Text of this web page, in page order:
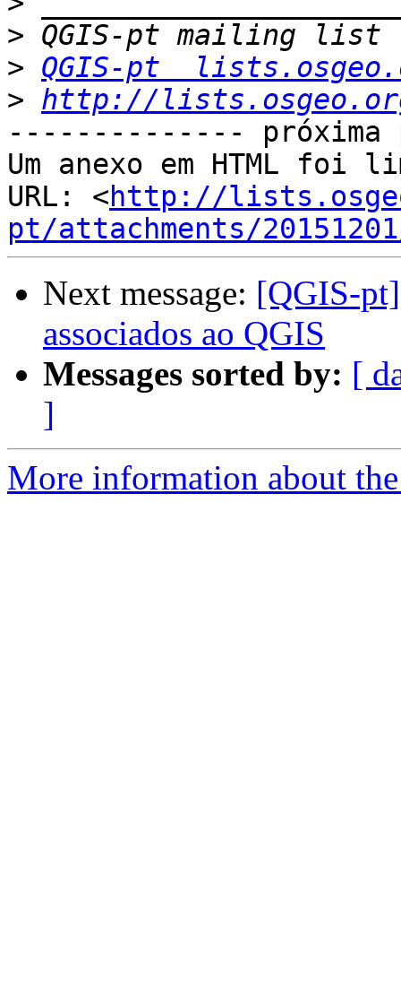
>
> QGIS-pt
> http://
--------------
Um anexo em HTML foi
URL: <http://
pt/attachments/
Next message: [QGIS-
associados ao QGIS
Messages sorted by: [
]
More information about